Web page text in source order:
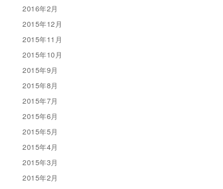
2016年2月
2015年12月
2015年11月
2015年10月
2015年9月
2015年8月
2015年7月
2015年6月
2015年5月
2015年4月
2015年3月
2015年2月